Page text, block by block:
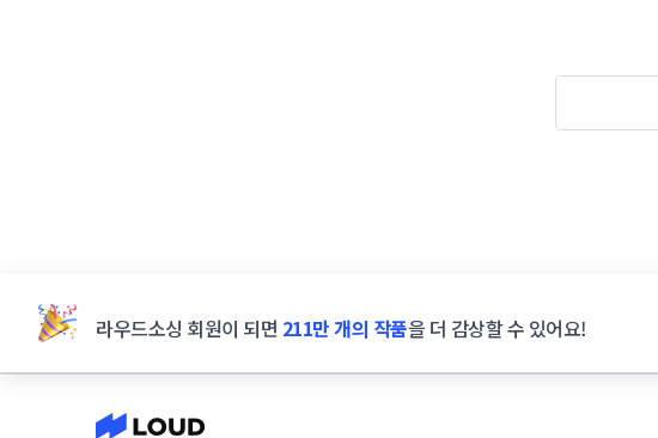
라우드소싱 회원이 되면 211만 개의 작품을 더 감상할 수 있어요!